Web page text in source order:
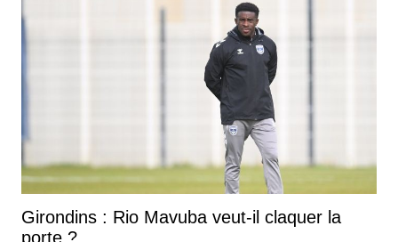
Girondins : Rio Mavuba veut-il claquer la
porte ?